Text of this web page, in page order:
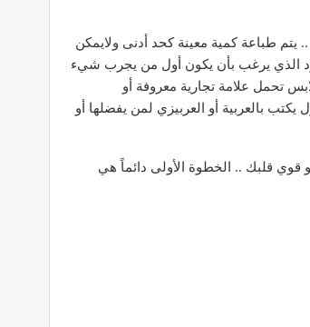
يتم طباعة كمية معينة كحد أدنى ولايمكن
الذي يرغب بأن يكون أول من يجرب شيء
تحمل علامة تجارية معروفة أو
يكتب بالعربية أو العربيزي لمن يفضلها أو
قلبك .. الخطوة الأولى دائماً هي